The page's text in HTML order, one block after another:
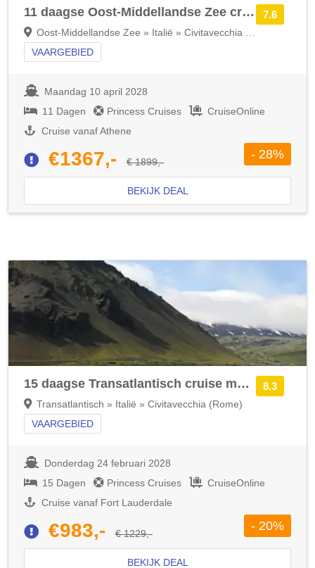
7.6
11 daagse Oost-Middellandse Zee cruise met de Caribbean Princess
Oost-Middellandse Zee » Italië » Civitavecchia (Rome)
VAARGEBIED
Maandag 10 april 2028
11 Dagen
Princess Cruises
CruiseOnline
Cruise vanaf Athene
€1367,- € 1899,-
- 28%
BEKIJK DEAL
8.3
15 daagse Transatlantisch cruise met de Caribbean Princess
Transatlantisch » Italië » Civitavecchia (Rome)
VAARGEBIED
Donderdag 24 februari 2028
15 Dagen
Princess Cruises
CruiseOnline
Cruise vanaf Fort Lauderdale
€983,- € 1229,-
- 20%
BEKIJK DEAL